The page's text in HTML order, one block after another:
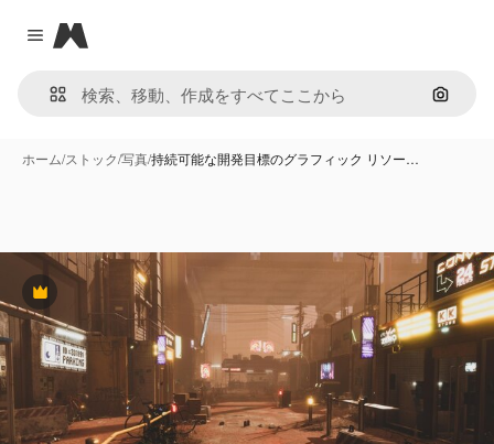
Close menu
Magnific
画像で
ホーム/ストック/写真/持続可能な開発目標のグラフィック リソー…
Premium